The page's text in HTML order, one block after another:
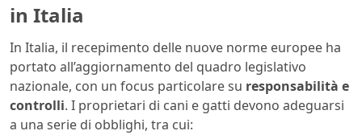
in Italia
In Italia, il recepimento delle nuove norme europee ha
portato all’aggiornamento del quadro legislativo
nazionale, con un focus particolare su responsabilità e
controlli. I proprietari di cani e gatti devono adeguarsi
a una serie di obblighi, tra cui: